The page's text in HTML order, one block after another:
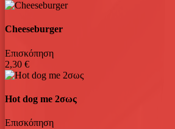
Cheeseburger
Επισκόπηση
2,30 €
Hot dog me 2σως
Επισκόπηση